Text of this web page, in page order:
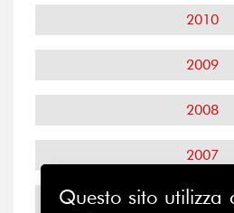
2010
2009
2008
2007
2006
Questo sito utilizza